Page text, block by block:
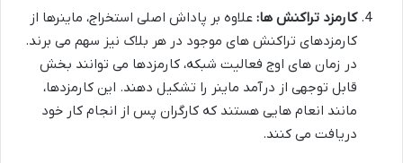
کارمزد تراکنش ها: علاوه بر پاداش اصلی استخراج، ماینرها از
کارمزدهای تراکنش های موجود در هر بلاک نیز سهم می برند.
در زمان های اوج فعالیت شبکه، کارمزدها می توانند بخش
قابل توجهی از درآمد ماینر را تشکیل دهند. این کارمزدها،
مانند انعام هایی هستند که کارگران پس از انجام کار خود
دریافت می کنند.